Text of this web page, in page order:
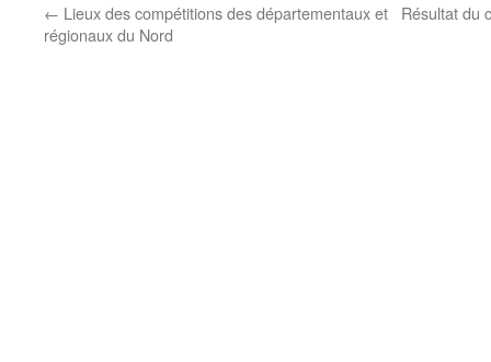
← Lieux des compétitions des départementaux et
régionaux du Nord
Résultat du